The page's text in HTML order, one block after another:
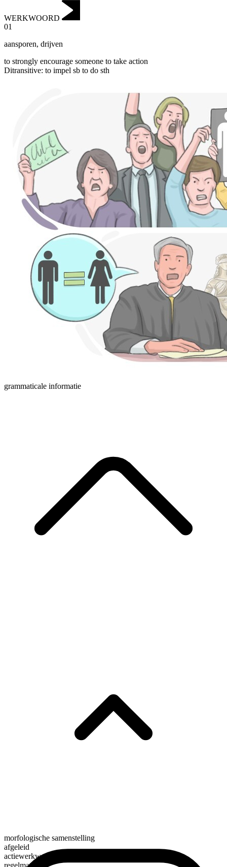
WERKWOORD
01
aansporen, drijven
to strongly encourage someone to take action
Ditransitive: to impel sb to do sth
grammaticale informatie
morfologische samenstelling
afgeleid
actiewerkwoord
regelmatig